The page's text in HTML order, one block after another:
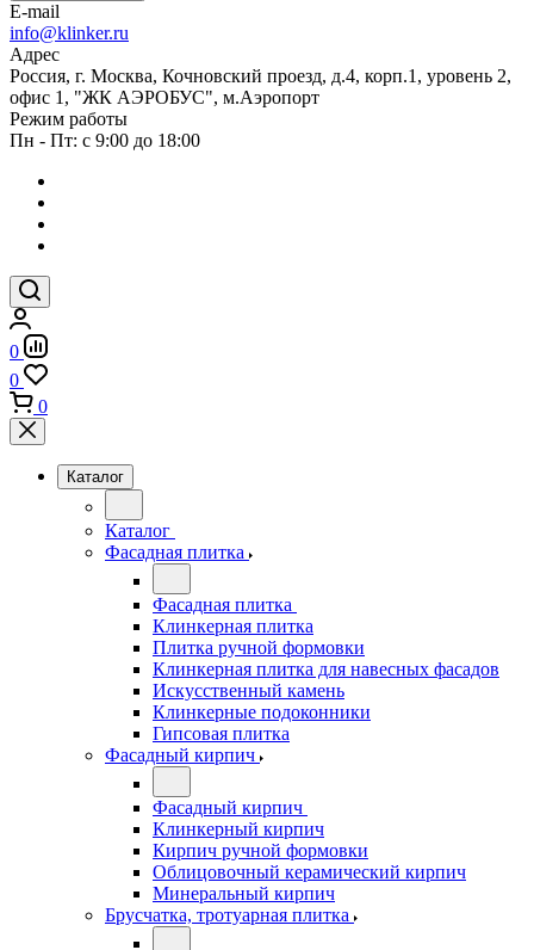
E-mail
info@klinker.ru
Адрес
Россия, г. Москва, Кочновский проезд, д.4, корп.1, уровень 2,
офис 1, "ЖК АЭРОБУС", м.Аэропорт
Режим работы
Пн - Пт: с 9:00 до 18:00
0
0
0
Каталог
Каталог
Фасадная плитка
Фасадная плитка
Клинкерная плитка
Плитка ручной формовки
Клинкерная плитка для навесных фасадов
Искусственный камень
Клинкерные подоконники
Гипсовая плитка
Фасадный кирпич
Фасадный кирпич
Клинкерный кирпич
Кирпич ручной формовки
Облицовочный керамический кирпич
Минеральный кирпич
Брусчатка, тротуарная плитка